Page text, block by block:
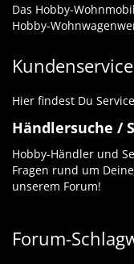
Das Hobby-
Hobby-
Kundenservice
Hier findest Du
Händlersuche /
Hobby-Händler und
Fragen rund um
unserem Forum!
Forum-